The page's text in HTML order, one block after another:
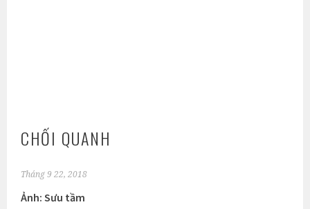
CHỐI QUANH
Tháng 9 22, 2018
Ảnh: Sưu tầm